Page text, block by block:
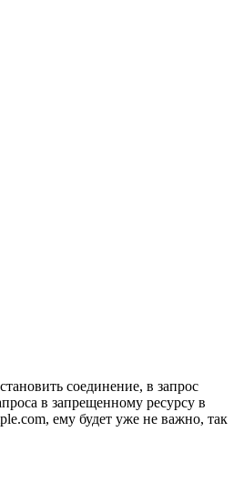
соединение, в запрос
в запрещенному ресурсу в
ему будет уже не важно, так